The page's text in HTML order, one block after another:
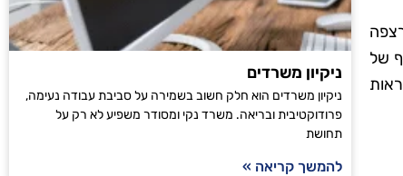
של
ניקיון משרדים
ניקיון משרדים הוא חלק חשוב בשמירה על סביבת עבודה נעימה,
פרודוקטיבית ובריאה. משרד נקי ומסודר משפיע לא רק על
תחושת
להמשך קריאה »